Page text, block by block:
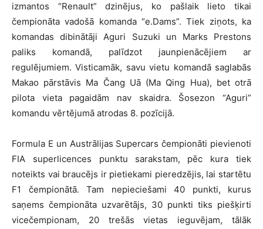
izmantos “Renault” dzinējus, ko pašlaik lieto tikai
čempionāta vadošā komanda “e.Dams”. Tiek ziņots, ka
komandas dibinātāji Aguri Suzuki un Marks Prestons
paliks komandā, palīdzot jaunpienācējiem ar
regulējumiem. Visticamāk, savu vietu komandā saglabās
Makao pārstāvis Ma Čang Uā (Ma Qing Hua), bet otrā
pilota vieta pagaidām nav skaidra. Šosezon “Aguri”
komandu vērtējumā atrodas 8. pozīcijā.
Formula E un Austrālijas Supercars čempionāti pievienoti
FIA superlicences punktu sarakstam, pēc kura tiek
noteikts vai braucējs ir pietiekami pieredzējis, lai startētu
F1 čempionātā. Tam nepieciešami 40 punkti, kurus
saņems čempionāta uzvarētājs, 30 punkti tiks piešķirti
vicečempionam, 20 trešās vietas ieguvējam, tālāk